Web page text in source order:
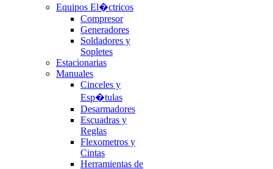
Equipos El�ctricos
Compresor
Generadores
Soldadores y
Sopletes
Estacionarias
Manuales
Cinceles y
Esp�tulas
Desarmadores
Escuadras y
Reglas
Flexometros y
Cintas
Herramientas de